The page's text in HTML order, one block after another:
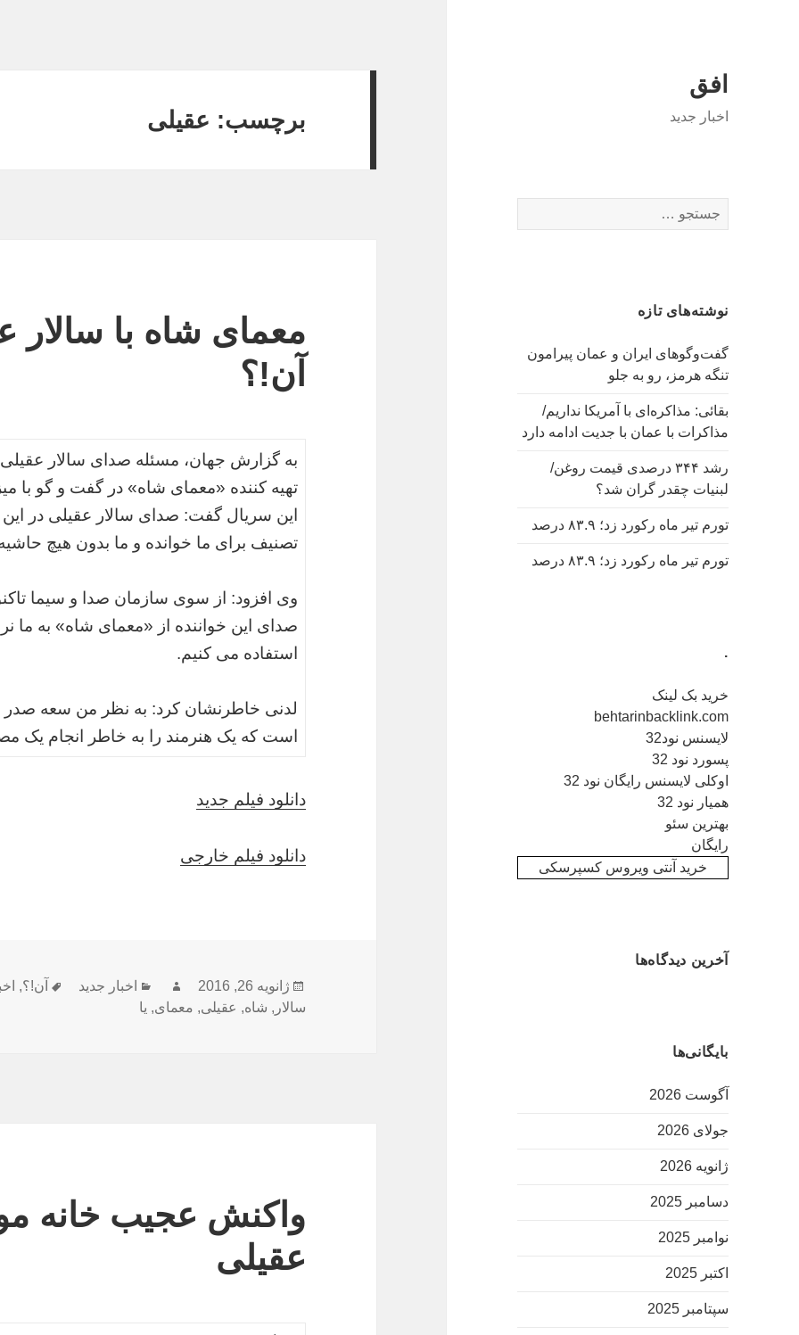
افق
اخبار جدید
برای:
نوشته‌های تازه
گفت‌وگوهای ایران و عمان پیرامون
تنگه هرمز، رو به جلو
بقائی: مذاکره‌ای با آمریکا نداریم/
مذاکرات با عمان با جدیت ادامه دارد
رشد ۳۴۴ درصدی قیمت روغن/
لبنیات چقدر گران شد؟
تورم تیر ماه رکورد زد؛ ۸۳.۹ درصد
تورم تیر ماه رکورد زد؛ ۸۳.۹ درصد
.
خرید بک لینک
behtarinbacklink.com
لایسنس نود32
پسورد نود 32
اوکلی لایسنس رایگان نود 32
همیار نود 32
بهترین سئو
رایگان
خرید آنتی ویروس کسپرسکی
آخرین دیدگاه‌ها
بایگانی‌ها
آگوست 2026
جولای 2026
ژانویه 2026
دسامبر 2025
نوامبر 2025
اکتبر 2025
سپتامبر 2025
برچسب: عقیلی
معمای‌ شاه با سالار
آن!؟
به گزارش جهان، مسئله صدای سالار
تهیه کننده «معمای شاه» در گفت و گو با
تصنیف برای ما خوانده و ما بدون هیچ
وی افزود: از سوی سازمان صدا و سیما
صدای این خواننده از «معمای شاه» به ما
استفاده می کنیم.
لدنی خاطرنشان کرد: به نظر من سعه صدر
است که یک هنرمند را به خاطر انجام یک
دانلود فیلم جدید
دانلود فیلم خارجی
ارسال
شده
ژانویه 26, 2016 نویسندهدسته‌ها
اخبار جدید آن!؟,
سالار , شاه, عقیلی, معمای‌, یا
واکنش عجیب خانه
عقیلی